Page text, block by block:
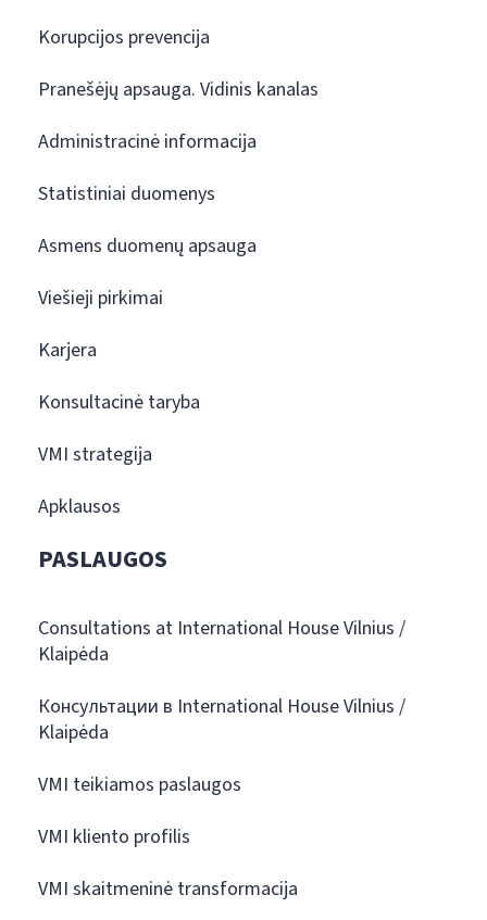
Korupcijos prevencija
Pranešėjų apsauga. Vidinis kanalas
Administracinė informacija
Statistiniai duomenys
Asmens duomenų apsauga
Viešieji pirkimai
Karjera
Konsultacinė taryba
VMI strategija
Apklausos
PASLAUGOS
Consultations at International House Vilnius /
Klaipėda
Консультации в International House Vilnius /
Klaipėda
VMI teikiamos paslaugos
VMI kliento profilis
VMI skaitmeninė transformacija